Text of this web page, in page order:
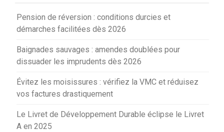
Pension de réversion : conditions durcies et
démarches facilitées dès 2026
Baignades sauvages : amendes doublées pour
dissuader les imprudents dès 2026
Évitez les moisissures : vérifiez la VMC et réduisez
vos factures drastiquement
Le Livret de Développement Durable éclipse le Livret
A en 2025